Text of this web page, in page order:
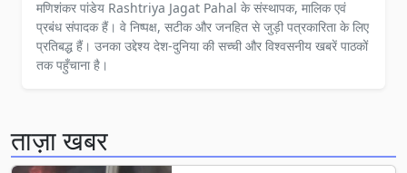
मणिशंकर पांडेय Rashtriya Jagat Pahal के संस्थापक, मालिक एवं
प्रबंध संपादक हैं। वे निष्पक्ष, सटीक और जनहित से जुड़ी पत्रकारिता के लिए
प्रतिबद्ध हैं। उनका उद्देश्य देश-दुनिया की सच्ची और विश्वसनीय खबरें पाठकों
तक पहुँचाना है।
ताज़ा खबर